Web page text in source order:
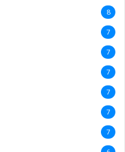
6
6
5
5
5
5
4